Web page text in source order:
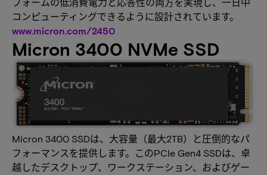
コンピューティングできるように設計されています。
www.micron.com/2450
Micron 3400 NVMe SSD
Micron 3400 SSDは、大容量（最大2TB）と圧倒的なパ
フォーマンスを提供します。このPCIe Gen4 SSDは、卓
越したデスクトップ、ワークステーション、およびゲー